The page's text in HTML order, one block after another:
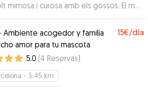
mimosa i curosa amb els gossos. El meu
en el Meet and Greet com a l'estada,
amb la Paula com si la conegués de
Una passada!!!!”
· Ambiente acogedor y familia
amor para tu mascota
15€/día
5.0 (4 Reservas)
- 3.45 km